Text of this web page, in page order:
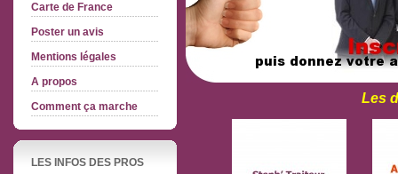
Carte de France
Poster un avis
Mentions légales
A propos
Comment ça marche
LES INFOS DES PROS
Les